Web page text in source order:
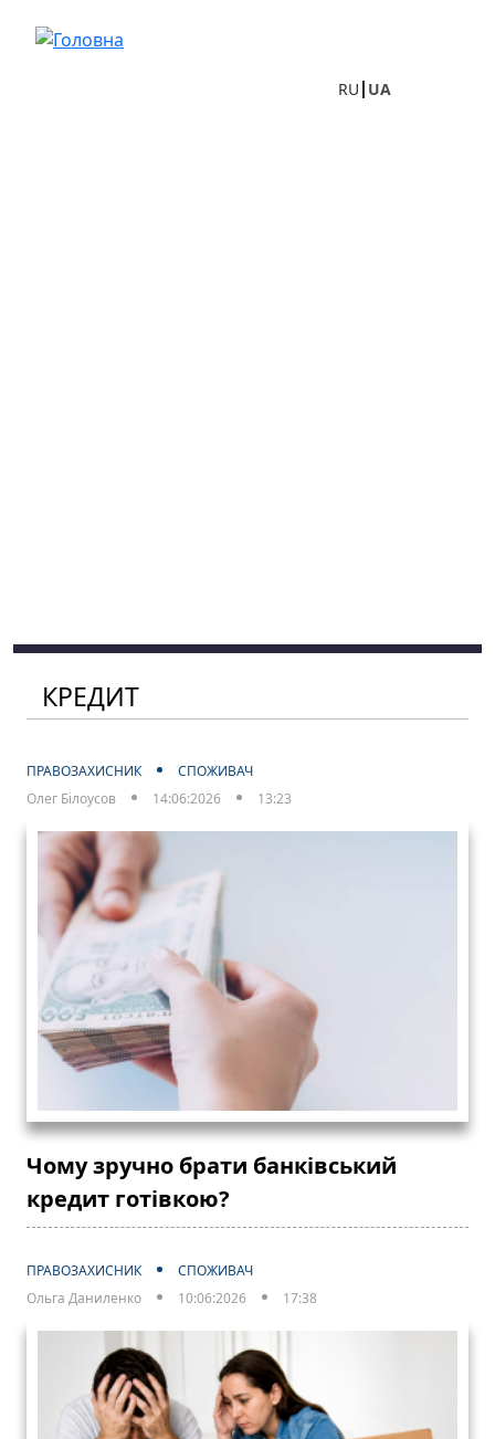
RU UA
КРЕДИТ
ПРАВОЗАХИСНИК
СПОЖИВАЧ
Олег Білоусов
14:06:2026 13:23
Чому зручно брати банківський
кредит готівкою?
ПРАВОЗАХИСНИК
СПОЖИВАЧ
Ольга Даниленко
10:06:2026 17:38